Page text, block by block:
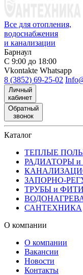
Все для отопления,
водоснабжения
и канализации
Барнаул
С 9:00 до 18:00
Vkontakte Whatsapp
8 (3852) 69-25-02
Личный
кабинет
Обратный
звонок
Каталог
ТЕПЛЫЕ
РАДИАТОРЫ
ЗАПОРНО-
ТРУБЫ и
САНТЕХНИКА
О компании
О компании
Вакансии
Новости
Контакты